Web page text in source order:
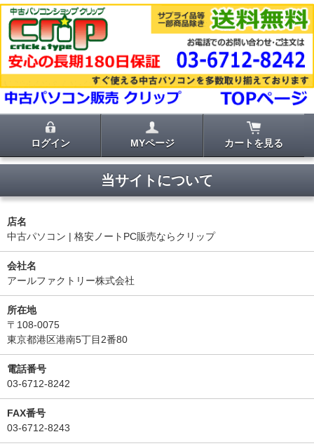
ログイン MYページ カートを見る
当サイトについて
店名
中古パソコン | 格安ノートPC販売ならクリップ
会社名
アールファクトリー株式会社
所在地
〒108-0075
東京都港区港南5丁目2番80
電話番号
03-6712-8242
FAX番号
03-6712-8243